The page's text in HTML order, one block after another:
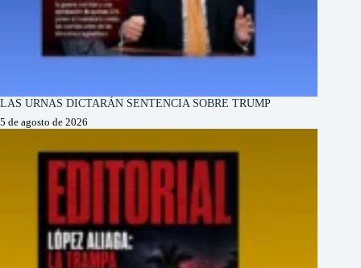
LAS URNAS DICTARÁN SENTENCIA SOBRE TRUMP
5 de agosto de 2026